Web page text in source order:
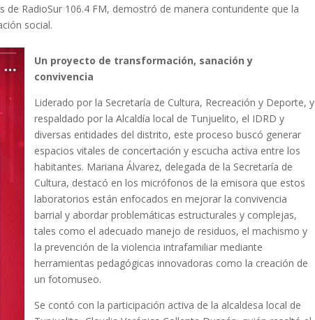
RadioSur 106.4 FM, demostró de manera contundente que la
social.
Un proyecto de transformación, sanación y
convivencia
Liderado por la Secretaría de Cultura, Recreación y Deporte, y
respaldado por la Alcaldía local de Tunjuelito, el IDRD y
diversas entidades del distrito, este proceso buscó generar
espacios vitales de concertación y escucha activa entre los
habitantes. Mariana Álvarez, delegada de la Secretaría de
Cultura, destacó en los micrófonos de la emisora que estos
laboratorios están enfocados en mejorar la convivencia
barrial y abordar problemáticas estructurales y complejas,
tales como el adecuado manejo de residuos, el machismo y
la prevención de la violencia intrafamiliar mediante
herramientas pedagógicas innovadoras como la creación de
un fotomuseo.
Se contó con la participación activa de la alcaldesa local de